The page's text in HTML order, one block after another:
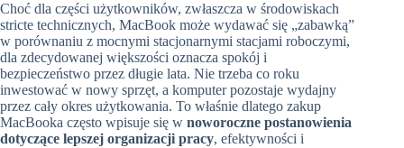
Choć dla części użytkowników, zwłaszcza w środowiskach
stricte technicznych, MacBook może wydawać się „zabawką”
w porównaniu z mocnymi stacjonarnymi stacjami roboczymi,
dla zdecydowanej większości oznacza spokój i
bezpieczeństwo przez długie lata. Nie trzeba co roku
inwestować w nowy sprzęt, a komputer pozostaje wydajny
przez cały okres użytkowania. To właśnie dlatego zakup
MacBooka często wpisuje się w noworoczne postanowienia
dotyczące lepszej organizacji pracy, efektywności i